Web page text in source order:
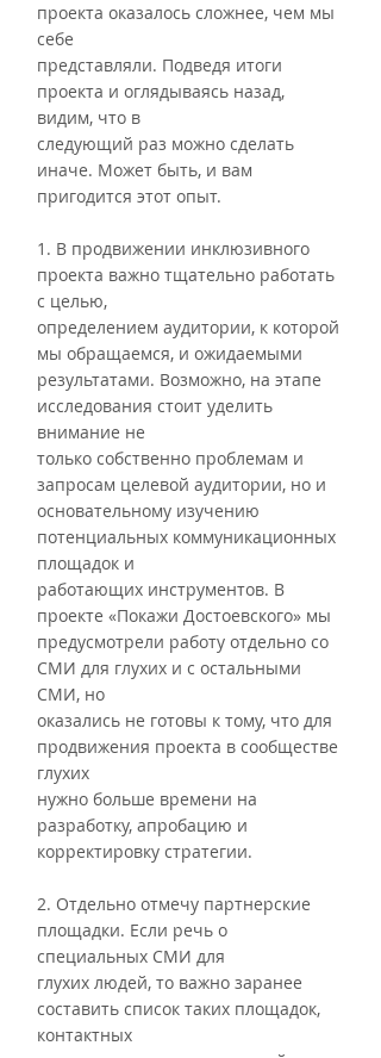
проекта оказалось сложнее, чем мы
себе
представляли. Подведя итоги
проекта и оглядываясь назад,
видим, что в
следующий раз можно сделать
иначе. Может быть, и вам
пригодится этот опыт.
1. В продвижении инклюзивного
проекта важно тщательно работать
с целью,
определением аудитории, к которой
мы обращаемся, и ожидаемыми
результатами. Возможно, на этапе
исследования стоит уделить
внимание не
только собственно проблемам и
запросам целевой аудитории, но и
основательному изучению
потенциальных коммуникационных
площадок и
работающих инструментов. В
проекте «Покажи Достоевского» мы
предусмотрели работу отдельно со
СМИ для глухих и с остальными
СМИ, но
оказались не готовы к тому, что для
продвижения проекта в сообществе
глухих
нужно больше времени на
разработку, апробацию и
корректировку стратегии.
2. Отдельно отмечу партнерские
площадки. Если речь о
специальных СМИ для
глухих людей, то важно заранее
составить список таких площадок,
контактных